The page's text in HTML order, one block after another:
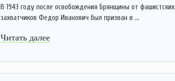
В 1943 году после освобождения Брянщины от фашистских
захватчиков Федор Иванович был призван в ...
Читать далее